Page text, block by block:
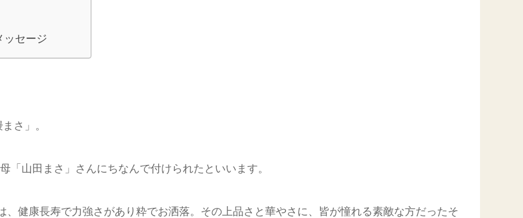
ッセージ
さ」。
「山田まさ」さんにちなんで付けられたといいます。
健康長寿で力強さがあり粋でお洒落。その上品さと華やさに、皆が憧れる素敵な方だったそ